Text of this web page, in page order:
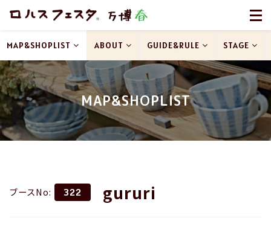
MAP&SHOPLIST
MAP&SHOPLIST ABOUT GUIDE&RULE STAGE
ブースNo: 322 gururi